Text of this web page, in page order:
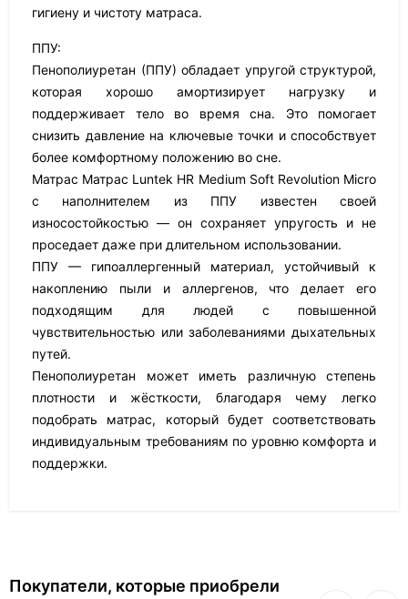
гигиену и чистоту матраса.
ППУ:
Пенополиуретан (ППУ) обладает упругой структурой,
которая хорошо амортизирует нагрузку и
поддерживает тело во время сна. Это помогает
снизить давление на ключевые точки и способствует
более комфортному положению во сне.
Матрас Матрас Luntek HR Medium Soft Revolution Micro
с наполнителем из ППУ известен своей
износостойкостью — он сохраняет упругость и не
проседает даже при длительном использовании.
ППУ — гипоаллергенный материал, устойчивый к
накоплению пыли и аллергенов, что делает его
подходящим для людей с повышенной
чувствительностью или заболеваниями дыхательных
путей.
Пенополиуретан может иметь различную степень
плотности и жёсткости, благодаря чему легко
подобрать матрас, который будет соответствовать
индивидуальным требованиям по уровню комфорта и
поддержки.
Покупатели, которые приобрели